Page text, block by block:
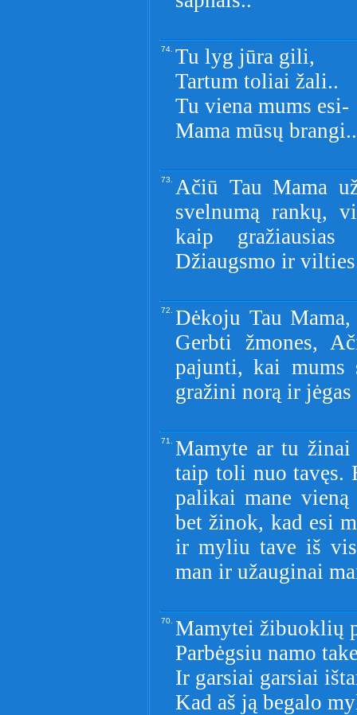
74. Tu lyg jūra gili,
Tartum toliai žali..
Tu viena mums esi-
Mama mūsų brangi..
73. Ačiū Tau Mama
svelnumą rankų,
kaip
Džiaugsmo ir
72. Dėkoju Tau
Gerbti žmones,
pajunti, kai
gražini norą ir
71. Mamyte ar tu žinai
taip toli nuo tavęs.
palikai mane
bet žinok, kad esi
ir myliu tave iš
man ir užauginai
70. Mamytei žibuoklių
Parbėgsiu namo
Ir garsiai garsiai
Kad aš ją begalo